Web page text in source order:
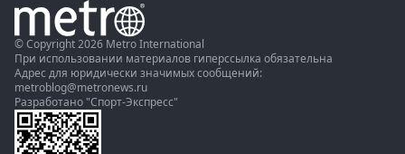
© Copyright 2026 Metro International
При использовании материалов гиперссылка обязательна
Адрес для юридически значимых сообщений:
metroblog@metronews.ru
Разработано "Спорт-Экспресс"